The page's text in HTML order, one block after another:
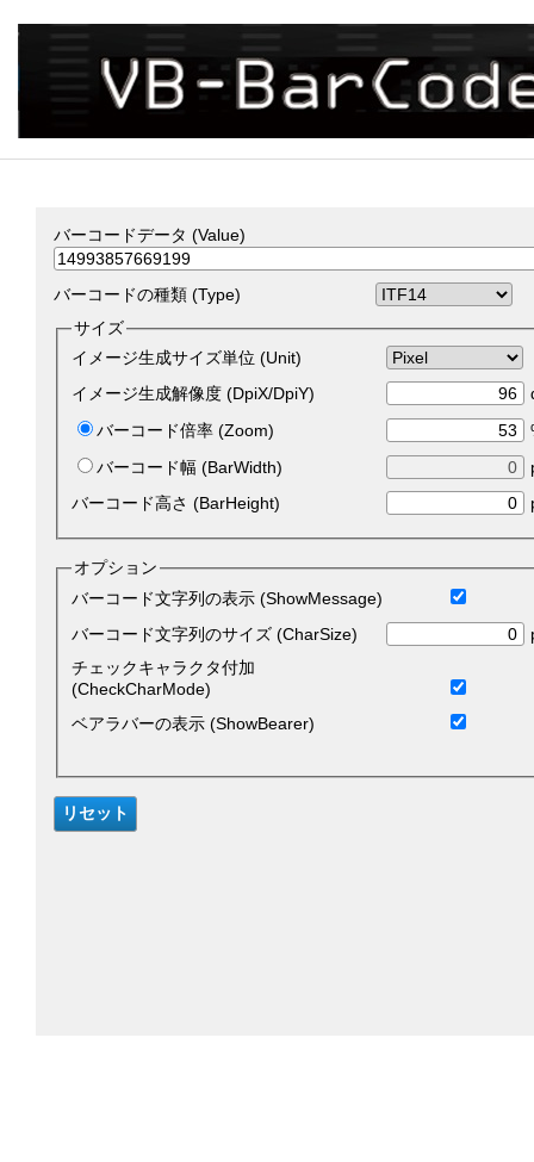
バーコードデータ (Value)
バーコードの種類 (Type)
サイズ
イメージ生成サイズ単位 (Unit)
イメージ生成解像度 (DpiX/DpiY)
バーコード倍率 (Zoom)
バーコード幅 (BarWidth)
バーコード高さ (BarHeight)
オプション
バーコード文字列の表示 (ShowMessage)
バーコード文字列のサイズ (CharSize)
チェックキャラクタ付加
(CheckCharMode)
ベアラバーの表示 (ShowBearer)